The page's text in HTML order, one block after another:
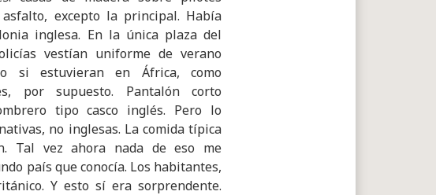
excepto la principal. Había
inglesa. En la única plaza del
vestían uniforme de verano
si estuvieran en África, como
por supuesto. Pantalón corto
tipo casco inglés. Pero lo
no inglesas. La comida típica
Tal vez ahora nada de eso me
país que conocía. Los habitantes,
Y esto sí era sorprendente.